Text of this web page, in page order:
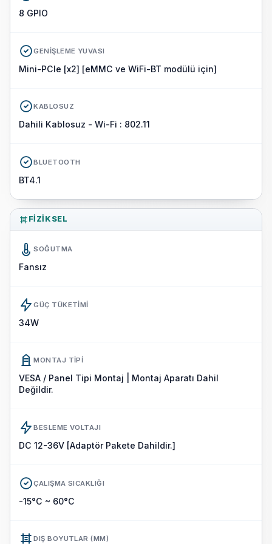
8 GPIO
GENIŞLEME YUVASI
Mini-PCIe [x2] [eMMC ve WiFi-BT modülü için]
KABLOSUZ
Dahili Kablosuz - Wi-Fi : 802.11
BLUETOOTH
BT4.1
FIZIKSEL
SOĞUTMA
Fansız
GÜÇ TÜKETIMI
34W
MONTAJ TIPI
VESA / Panel Tipi Montaj | Montaj Aparatı Dahil
Değildir.
BESLEME VOLTAJI
DC 12-36V [Adaptör Pakete Dahildir.]
ÇALIŞMA SICAKLIĞI
-15°C ~ 60°C
DIŞ BOYUTLAR (MM)